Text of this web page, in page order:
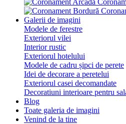
Galerii de imagini
Modele de ferestre
Exteriorul vilei
Interior rustic
Exteriorul hotelului
Modele de cadru șipci de perete
Idei de decorare a peretelui
Exteriorul casei decomandate
Decoratiuni interioare pentru
Blog
Toate galeria de imagini
Venind de la tine